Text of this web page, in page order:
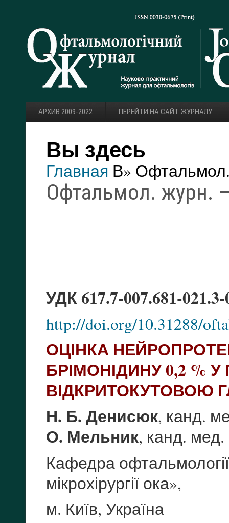
АРХИВ 2009-2022 ПЕРЕЙТИ НА САЙТ ЖУРНАЛУ
Вы здесь
Главная В»
Офтальмол. журн.
УДК 617.7-007.681-021.3-
http://doi.org/10.31288/
ОЦІНКА
БРІМОНІДИНУ 0,2 %
ВІДКРИТОКУТОВОЮ
Н. Б. Денисюк, канд.
О. Мельник, канд.
Кафедра
мікрохірургії ока»,
м. Київ, Україна